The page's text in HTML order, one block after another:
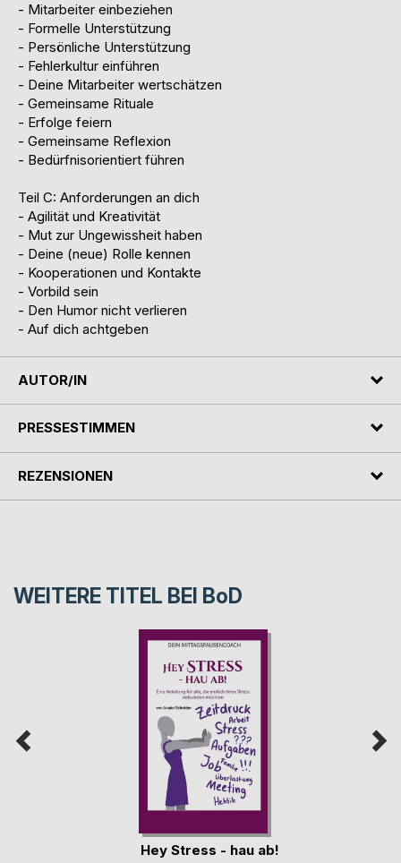
- Mitarbeiter einbeziehen
- Formelle Unterstützung
- Persönliche Unterstützung
- Fehlerkultur einführen
- Deine Mitarbeiter wertschätzen
- Gemeinsame Rituale
- Erfolge feiern
- Gemeinsame Reflexion
- Bedürfnisorientiert führen
Teil C: Anforderungen an dich
- Agilität und Kreativität
- Mut zur Ungewissheit haben
- Deine (neue) Rolle kennen
- Kooperationen und Kontakte
- Vorbild sein
- Den Humor nicht verlieren
- Auf dich achtgeben
AUTOR/IN
PRESSESTIMMEN
REZENSIONEN
WEITERE TITEL BEI BoD
Hey Stress - hau ab!